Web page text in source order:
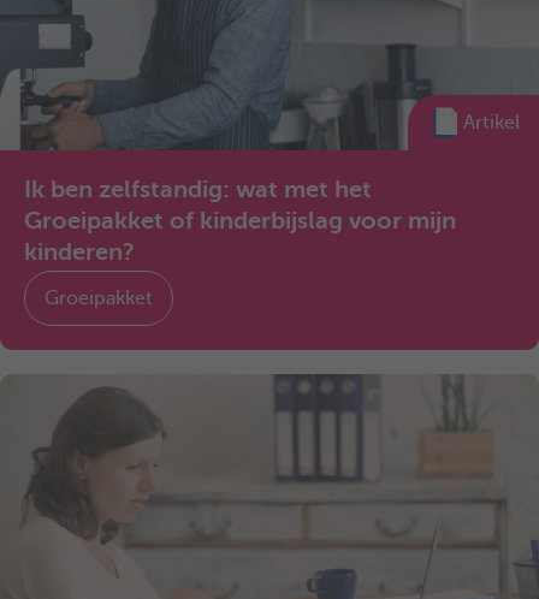
Artikel
Ik ben zelfstandig: wat met het
Groeipakket of kinderbijslag voor mijn
kinderen?
Groeipakket